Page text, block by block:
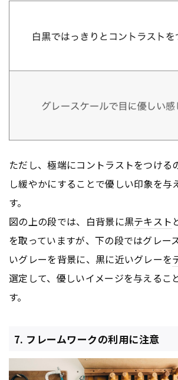
ただし、極端にコントラストをつける
し緩やかにすることで優しい印象を与
す。
図の上の段では、白背景に黒テキスト
を取っていますが、下の段ではグレー
いグレーを背景に、黒に近いグレーを
選定して、優しいイメージを与えるこ
す。
7. フレームワークの利用に注意